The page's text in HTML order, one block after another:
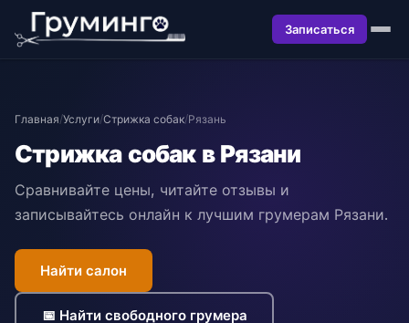
Записаться
Главная/Услуги/Стрижка собак/Рязань
Стрижка собак в Рязани
Сравнивайте цены, читайте отзывы и
записывайтесь онлайн к лучшим грумерам Рязани.
Найти салон
📅 Найти свободного грумера